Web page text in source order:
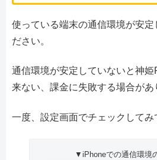
使っている端末の通信環境が安定
ださい。
通信環境が安定していないと神
来ない、課金に失敗する場合があ
一度、設定画面でチェックしてみ
▼iPhoneでの通信環境